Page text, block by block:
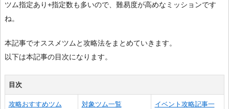
ツム指定あり+指定数も多いので、難易度が高めなミッションです
ね。
本記事でオススメツムと攻略法をまとめていきます。
以下は本記事の目次になります。
目次
攻略おすすめツム 対象ツム一覧 イベント攻略記事一